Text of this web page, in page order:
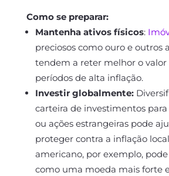
Como se preparar:
Mantenha ativos físicos:
preciosos como ouro e outros
tendem a reter melhor o
períodos de alta inflação.
Investir globalmente:
carteira de investimentos
ou ações estrangeiras pode
proteger contra a inflação
americano, por exemplo,
como uma moeda mais forte